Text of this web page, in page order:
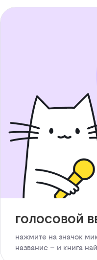
голосовой
нажмите на значок
название – и книга